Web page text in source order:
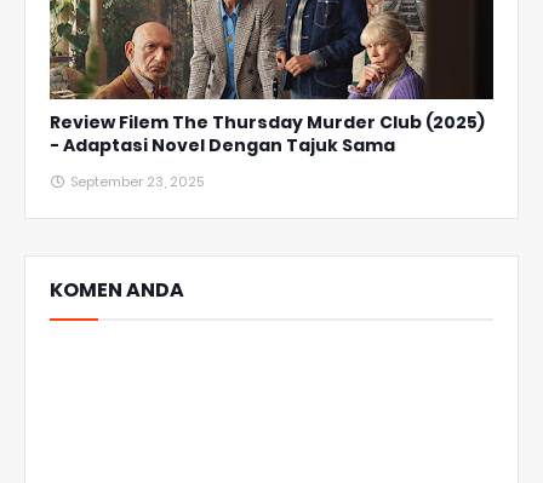
Review Filem The Thursday Murder Club (2025)
- Adaptasi Novel Dengan Tajuk Sama
September 23, 2025
KOMEN ANDA